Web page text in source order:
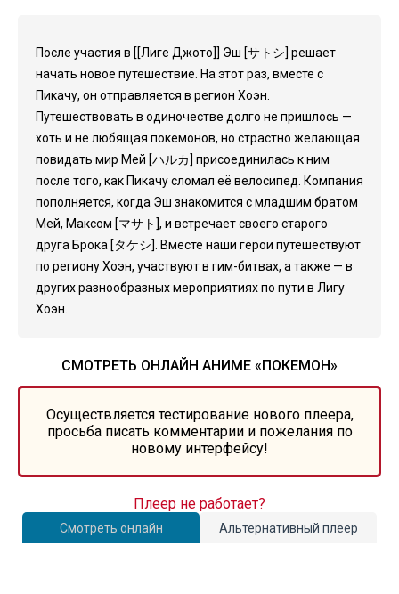
После участия в [[Лиге Джото]] Эш [サトシ] решает
начать новое путешествие. На этот раз, вместе с
Пикачу, он отправляется в регион Хоэн.
Путешествовать в одиночестве долго не пришлось —
хоть и не любящая покемонов, но страстно желающая
повидать мир Мей [ハルカ] присоединилась к ним
после того, как Пикачу сломал её велосипед. Компания
пополняется, когда Эш знакомится с младшим братом
Мей, Максом [マサト], и встречает своего старого
друга Брока [タケシ]. Вместе наши герои путешествуют
по региону Хоэн, участвуют в гим-битвах, а также — в
других разнообразных мероприятиях по пути в Лигу
Хоэн.
СМОТРЕТЬ ОНЛАЙН АНИМЕ «ПОКЕМОН»
Осуществляется тестирование нового плеера,
просьба писать комментарии и пожелания по
новому интерфейсу!
Смотреть онлайн Альтернативный плеер
Плеер не работает?